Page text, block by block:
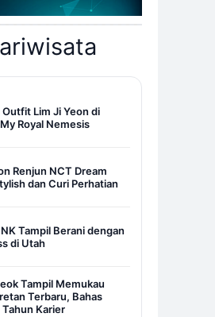
Lim Ji Yeon di
Royal Nemesis
Renjun NCT Dream
dan Curi Perhatian
Tampil Berani dengan
di Utah
Tampil Memukau
Terbaru, Bahas
Tahun Karier